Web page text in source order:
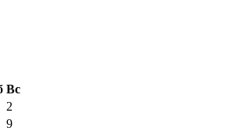
Вс
2
9